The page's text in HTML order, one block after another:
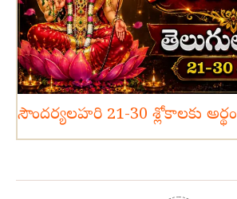
సౌందర్యలహరి 21-30 శ్లోకాలకు అర్థం